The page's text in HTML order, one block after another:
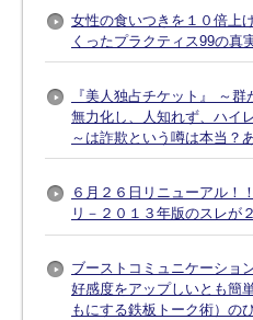
女性の食いつきを１０倍上
くったプラクティス99の真
『美人独占チケット』 ～
無力化し、人知れず、ハイ
～は詐欺という噂は本当？
６月２６日リニューアル
リ－２０１３年版のスレが
ブーストコミュニケーショ
好感度をアップしいとも簡
もにする鉄板トーク術）